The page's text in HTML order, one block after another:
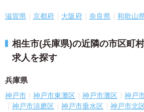
滋賀県 京都府 大阪府 奈良県 和歌山
相生市(兵庫県)の近隣の市区町
求人を探す
兵庫県
神戸市 神戸市東灘区 神戸市灘区 神戸
神戸市須磨区
神戸市垂水区 神戸市北